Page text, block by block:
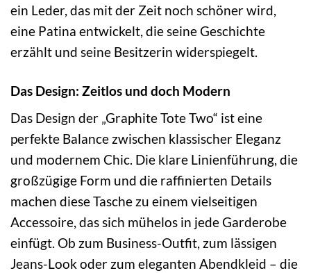
ein Leder, das mit der Zeit noch schöner wird,
eine Patina entwickelt, die seine Geschichte
erzählt und seine Besitzerin widerspiegelt.
Das Design: Zeitlos und doch Modern
Das Design der „Graphite Tote Two“ ist eine
perfekte Balance zwischen klassischer Eleganz
und modernem Chic. Die klare Linienführung, die
großzügige Form und die raffinierten Details
machen diese Tasche zu einem vielseitigen
Accessoire, das sich mühelos in jede Garderobe
einfügt. Ob zum Business-Outfit, zum lässigen
Jeans-Look oder zum eleganten Abendkleid – die